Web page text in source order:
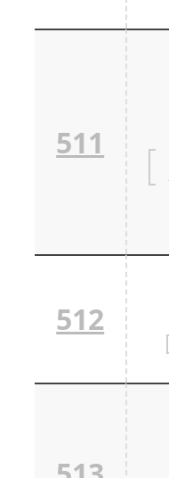
511
512